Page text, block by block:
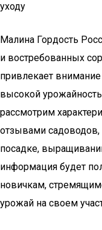
уходу
Малина Гордость
и востребованных
привлекает
высокой
рассмотрим
отзывами
посадке,
информация будет
новичкам,
урожай на своем